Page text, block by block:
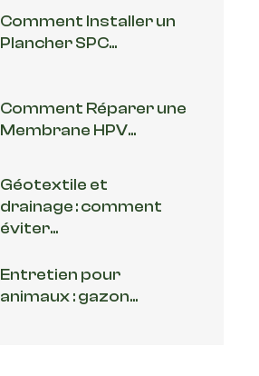
Comment Installer un
Plancher SPC...
Comment Réparer une
Membrane HPV...
Géotextile et
drainage : comment
éviter...
Entretien pour
animaux : gazon...